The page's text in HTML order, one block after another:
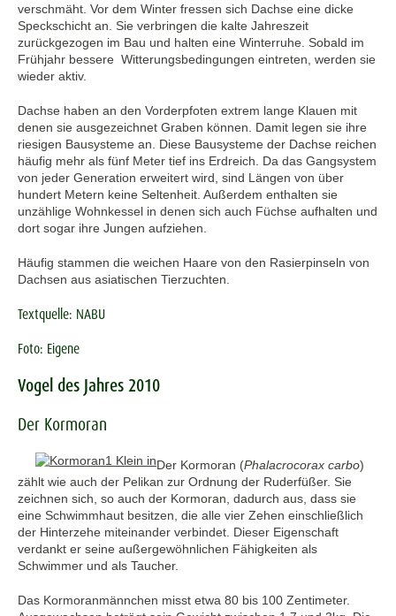
verschmäht. Vor dem Winter fressen sich Dachse eine dicke
Speckschicht an. Sie verbringen die kalte Jahreszeit
zurückgezogen im Bau und halten eine Winterruhe. Sobald im
Frühjahr bessere Witterungsbedingungen eintreten, werden sie
wieder aktiv.
Dachse haben an den Vorderpfoten extrem lange Klauen mit
denen sie ausgezeichnet Graben können. Damit legen sie ihre
riesigen Bausysteme an. Diese Bausysteme der Dachse reichen
häufig mehr als fünf Meter tief ins Erdreich. Da das Gangsystem
von jeder Generation erweitert wird, sind Längen von über
hundert Metern keine Seltenheit. Außerdem enthalten sie
unzählige Wohnkessel in denen sich auch Füchse aufhalten und
dort sogar ihre Jungen aufziehen.
Häufig stammen die weichen Haare von den Rasierpinseln von
Dachsen aus asiatischen Tierzuchten.
Textquelle: NABU
Foto: Eigene
Vogel des Jahres 2010
Der Kormoran
Der Kormoran (Phalacrocorax carbo)
zählt wie auch der Pelikan zur Ordnung der Ruderfüßer. Sie
zeichnen sich, so auch der Kormoran, dadurch aus, dass sie
eine Schwimmhaut besitzen, die alle vier Zehen einschließlich
der Hinterzehe miteinander verbindet. Dieser Eigenschaft
verdankt er seine außergewöhnlichen Fähigkeiten als
Schwimmer und als Taucher.
Das Kormoranmännchen misst etwa 80 bis 100 Zentimeter.